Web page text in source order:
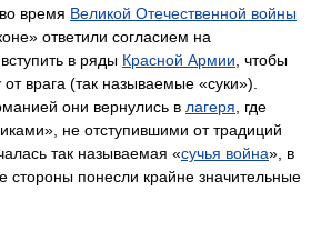
время Великой Отечественной войны
ответили согласием на
в ряды Красной Армии , чтобы
врага (так называемые «суки»).
они вернулись в лагеря , где
не отступившими от традиций
так называемая «сучья война», в
стороны понесли крайне значительные